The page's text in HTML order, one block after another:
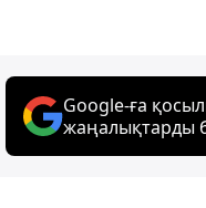
Google-ға
жаңалықтарды